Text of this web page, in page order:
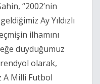
“2002’nin
Ay Yıldızlı
ilhamını
duyduğumuz
olarak,
Milli Futbol